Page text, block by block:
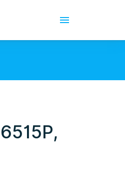
Доставка
Оплата
О магазине